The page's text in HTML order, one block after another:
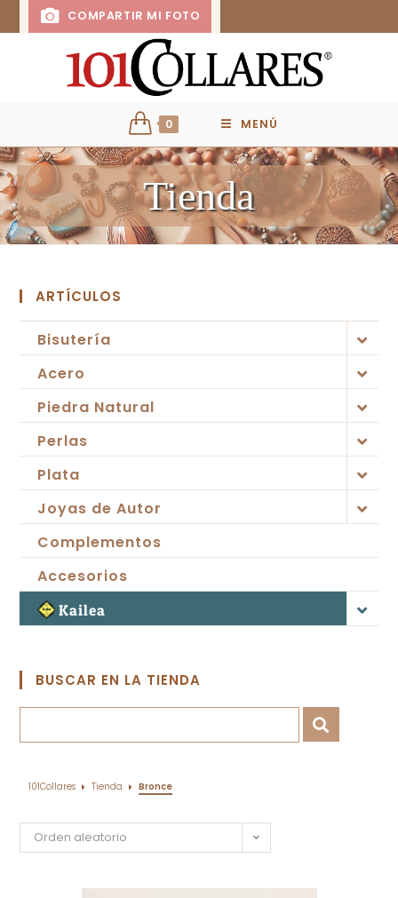
COMPARTIR MI FOTO
0 MENÚ
Tienda
ARTÍCULOS
Bisutería
Acero
Piedra Natural
Perlas
Plata
Joyas de Autor
Complementos
Accesorios
Kailea
BUSCAR EN LA TIENDA
101Collares Tienda Bronce
Orden aleatorio